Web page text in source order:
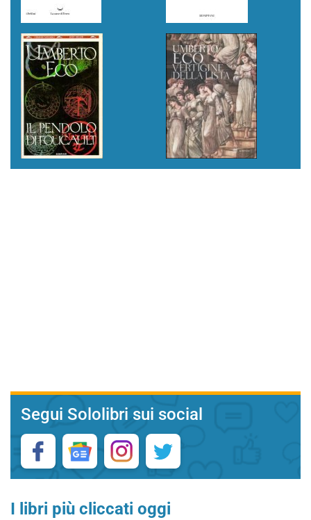
Segui Sololibri sui social
I libri più cliccati oggi